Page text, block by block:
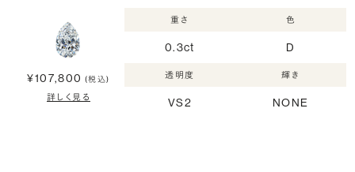
¥107,800 (税込)
詳しく見る
重さ
0.3ct
色
D
透明度
VS2
輝き
NONE